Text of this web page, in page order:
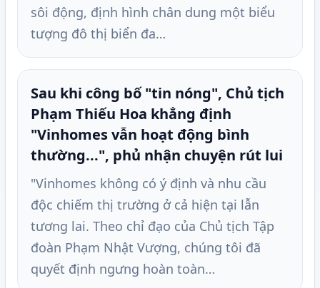
sôi động, định hình chân dung một biểu
tượng đô thị biển đa…
Sau khi công bố "tin nóng", Chủ tịch
Phạm Thiếu Hoa khẳng định
"Vinhomes vẫn hoạt động bình
thường...", phủ nhận chuyện rút lui
"Vinhomes không có ý định và nhu cầu
độc chiếm thị trường ở cả hiện tại lẫn
tương lai. Theo chỉ đạo của Chủ tịch Tập
đoàn Phạm Nhật Vượng, chúng tôi đã
quyết định ngưng hoàn toàn…